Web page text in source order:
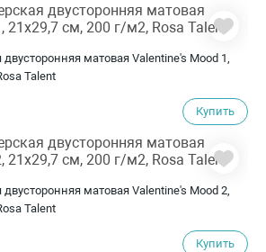
матовая Valentine's Mood 1,
Talent
Купить
матовая Valentine's Mood 2,
Talent
Купить